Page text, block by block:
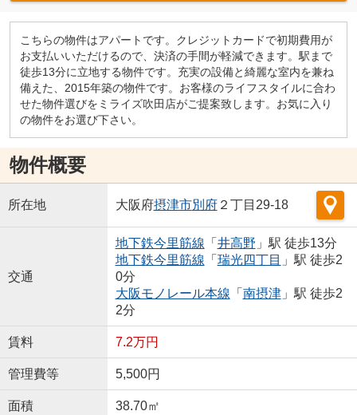
こちらの物件はアパートです。クレジットカードで初期費用が
お支払いいただけるので、決済の手間が軽減できます。駅まで
徒歩13分に立地する物件です。充実の設備と綺麗な室内を兼ね
備えた、2015年築の物件です。お客様のライフスタイルに合わ
せた物件選びをミライズ吹田店がご提案致します。お気に入り
の物件をお選び下さい。
物件概要
所在地 大阪府摂津市別府２丁目29-18
交通
地下鉄今里筋線 「 井高野 」駅 徒歩13分
地下鉄今里筋線 「 瑞光四丁目 」駅 徒歩2
0分
大阪モノレール本線 「 南摂津」駅 徒歩2
2分
賃料 7.2万円
管理費等 5,500円
面積 38.70㎡